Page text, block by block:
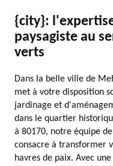
{city}:
paysagiste au
verts
Dans la belle ville de
met à votre disposition
jardinage et
dans le quartier
à 80170, notre équipe
consacre à transformer
havres de paix. Avec